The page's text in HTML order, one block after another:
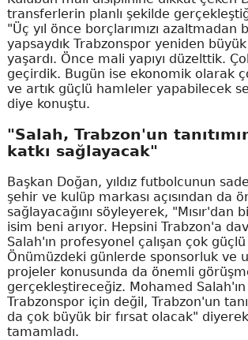
transferlerin planlı şekilde
"Üç yıl önce borçlarımızı azaltmadan
yapsaydık Trabzonspor yeniden büyük
yaşardı. Önce mali yapıyı düzelttik.
geçirdik. Bugün ise ekonomik olarak
ve artık güçlü hamleler yapabilecek
diye konuştu.
"Salah, Trabzon'un
katkı sağlayacak"
Başkan Doğan, yıldız futbolcunun
şehir ve kulüp markası açısından da
sağlayacağını söyleyerek, "Mısır'dan
isim beni arıyor. Hepsini Trabzon'a
Salah'ın profesyonel çalışan çok
Önümüzdeki günlerde sponsorluk ve
projeler konusunda da önemli
gerçekleştireceğiz. Mohamed Salah'ın
Trabzonspor için değil, Trabzon'un
da çok büyük bir fırsat olacak"
tamamladı.